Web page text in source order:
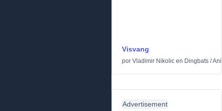
Visvang
por Vladimir Nikolic en Dingbats /
Advertisement